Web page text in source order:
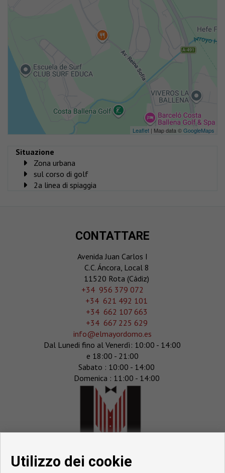
Leaflet | Map data ©GoogleMaps
Situazione
Zona urbana
sul corso di golf
2a linea di spiaggia
CONTATTARE
Avenida Juan Carlos I
C.C. Áncora, Local 8
11520 Rota (Cádiz)
‎+34 956 379 072
+34 621 492 101
+34 662 107 663
+34 667 225 629
info@elmayordomo.es
Dal Lunedi fino al Venerdì: 10:00 - 14:00
e 18:00 - 21:00
Sabato : 10:00 - 14:00
Domenica : 11:00 - 14:00
Utilizzo dei cookie